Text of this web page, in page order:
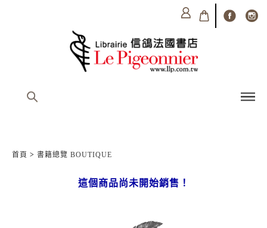
首頁 > 書籍總覽 BOUTIQUE
這個商品尚未開始銷售！